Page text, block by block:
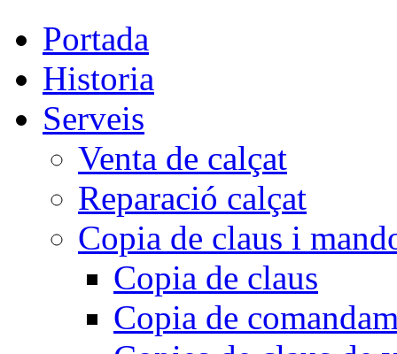
Portada
Historia
Serveis
Venta de calçat
Reparació calçat
Copia de claus i
Copia de claus
Copia de